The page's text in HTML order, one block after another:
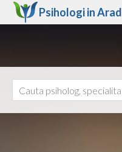
Psihologi inArad